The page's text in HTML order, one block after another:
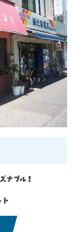
ナブル！
ト